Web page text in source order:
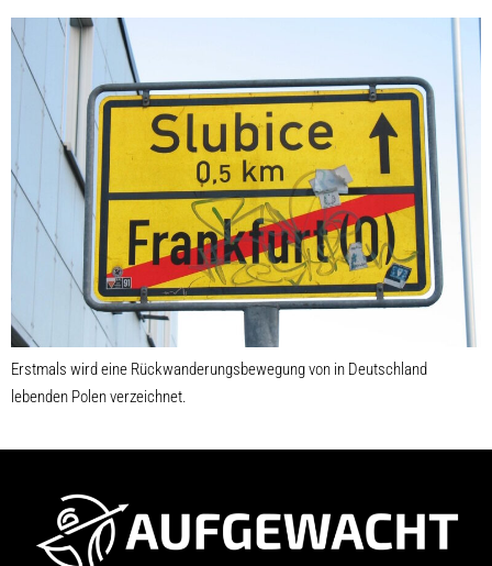
Erstmals wird eine Rückwanderungsbewegung von in Deutschland
lebenden Polen verzeichnet.